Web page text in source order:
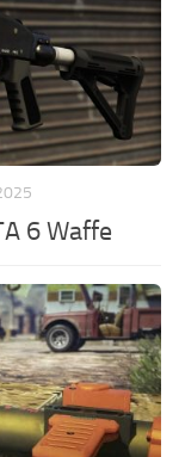
6 Waffe